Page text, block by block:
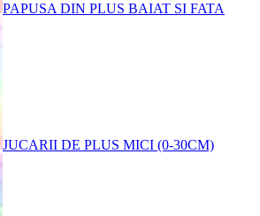
PAPUSA DIN PLUS BAIAT SI FATA
JUCARII DE PLUS MICI (0-30CM)